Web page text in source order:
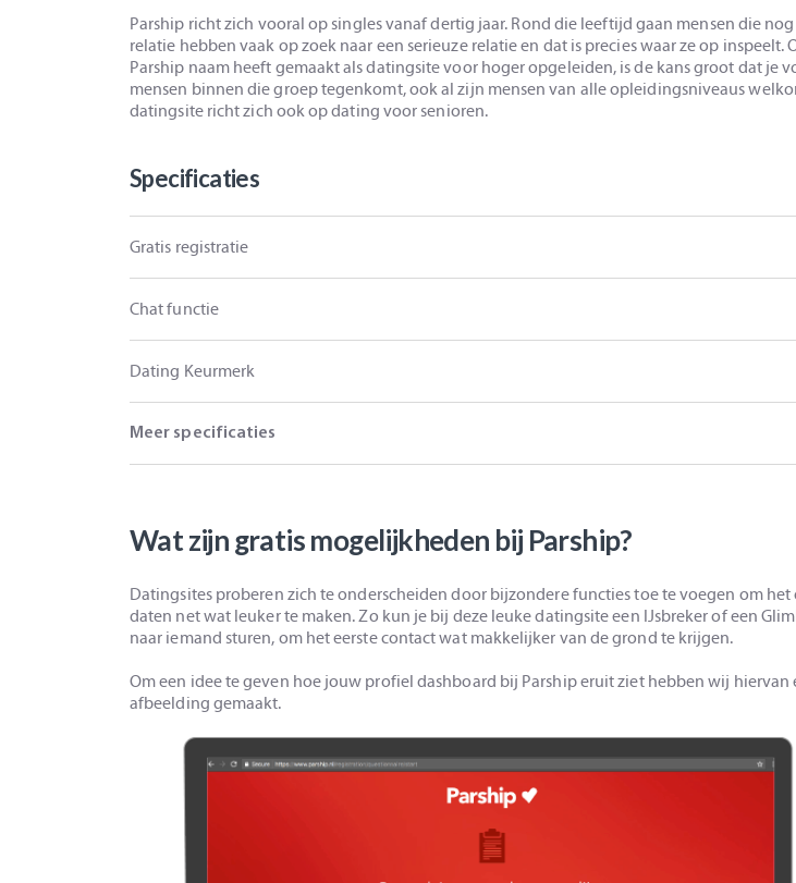
Parship richt zich vooral op singles vanaf dertig jaar. Rond die leeftijd gaan mensen die
relatie hebben vaak op zoek naar een serieuze relatie en dat is precies waar ze op inspeelt.
Parship naam heeft gemaakt als datingsite voor hoger opgeleiden, is de kans groot dat je
mensen binnen die groep tegenkomt, ook al zijn mensen van alle opleidingsniveaus
datingsite richt zich ook op dating voor senioren.
Specificaties
Gratis registratie
Chat functie
Dating Keurmerk
Meer specificaties
Wat zijn gratis mogelijkheden bij Parship?
Datingsites proberen zich te onderscheiden door bijzondere functies toe te voegen om
daten net wat leuker te maken. Zo kun je bij deze leuke datingsite een IJsbreker of een
naar iemand sturen, om het eerste contact wat makkelijker van de grond te krijgen.
Om een idee te geven hoe jouw profiel dashboard bij Parship eruit ziet hebben wij hiervan
afbeelding gemaakt.